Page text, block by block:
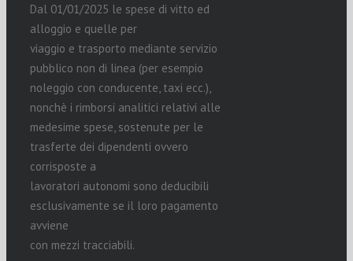
Dal 01/01/2025 le spese di vitto ed
alloggio e quelle per
viaggio e trasporto mediante servizio
pubblico non di linea (per esempio
noleggio con conducente, taxi ecc.),
nonchè i rimborsi analitici relativi alle
medesime spese, sostenute per le
trasferte dei dipendenti ovvero
corrisposte a
lavoratori autonomi sono deducibili
esclusivamente se il loro pagamento
avviene
con mezzi tracciabili.